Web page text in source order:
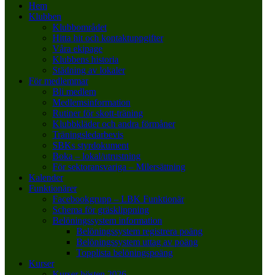
Hem
Klubben
Klubbområdet
Hitta hit och kontaktuppgifter
Våra ekipage
Klubbens historia
Städning av lokaler
För medlemmar
Bli medlem
Medlemsinformation
Rutiner för skott-träning
Klubbkläder och andra förmåner
Träningsledarbevis
SBKs styrdokument
Boka – lokal/utrustning
För sektoransvariga – Milersättning
Kalender
Funktionärer
Facebookgrupp – LBK Funktionär
Schema för gräsklippning
Belöningssystem information
Belöningssystem registrera poäng
Belöningssystem uttag av poäng
Topplista belöningspoäng
Kurser